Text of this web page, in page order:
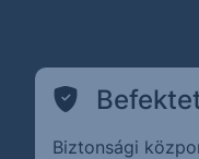
Biztonsági